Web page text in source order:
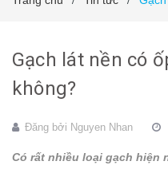
Gạch lát nền có
không?
Đăng bởi Nguyen Nhan
Có rất nhiều loại gạch hiện